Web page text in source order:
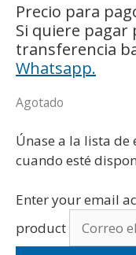
Precio para
Si quiere pagar
transferencia
Whatsapp.
Agotado
Únase a la lista
cuando esté
Enter your email
product